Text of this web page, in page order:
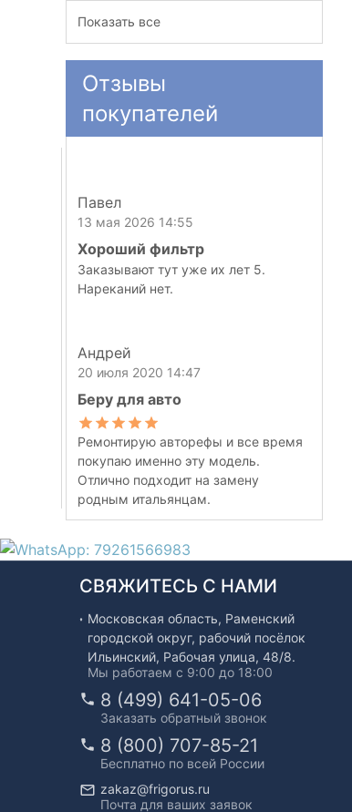
Показать все
Отзывы
покупателей
Павел
13 мая 2026 14:55
Хороший фильтр
Заказывают тут уже их лет 5.
Нареканий нет.
Андрей
20 июля 2020 14:47
Беру для авто
Ремонтирую авторефы и все время
покупаю именно эту модель.
Отлично подходит на замену
родным итальянцам.
СВЯЖИТЕСЬ С НАМИ
Московская область, Раменский
городской округ, рабочий посёлок
Ильинский, Рабочая улица, 48/8.
Мы работаем с 9:00 до 18:00
8 (499) 641-05-06
Заказать обратный звонок
8 (800) 707-85-21
Бесплатно по всей России
zakaz@frigorus.ru
Почта для ваших заявок